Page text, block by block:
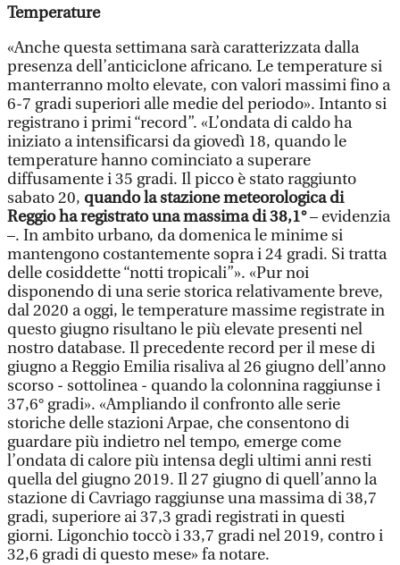
Temperature
«Anche questa settimana sarà caratterizzata dalla
presenza dell’anticiclone africano. Le temperature si
manterranno molto elevate, con valori massimi fino a
6-7 gradi superiori alle medie del periodo». Intanto si
registrano i primi “record”. «L’ondata di caldo ha
iniziato a intensificarsi da giovedì 18, quando le
temperature hanno cominciato a superare
diffusamente i 35 gradi. Il picco è stato raggiunto
sabato 20, quando la stazione meteorologica di
Reggio ha registrato una massima di 38,1°– evidenzia
–. In ambito urbano, da domenica le minime si
mantengono costantemente sopra i 24 gradi. Si tratta
delle cosiddette “notti tropicali”». «Pur noi
disponendo di una serie storica relativamente breve,
dal 2020 a oggi, le temperature massime registrate in
questo giugno risultano le più elevate presenti nel
nostro database. Il precedente record per il mese di
giugno a Reggio Emilia risaliva al 26 giugno dell’anno
scorso - sottolinea - quando la colonnina raggiunse i
37,6° gradi». «Ampliando il confronto alle serie
storiche delle stazioni Arpae, che consentono di
guardare più indietro nel tempo, emerge come
l’ondata di calore più intensa degli ultimi anni resti
quella del giugno 2019. Il 27 giugno di quell’anno la
stazione di Cavriago raggiunse una massima di 38,7
gradi, superiore ai 37,3 gradi registrati in questi
giorni. Ligonchio toccò i 33,7 gradi nel 2019, contro i
32,6 gradi di questo mese» fa notare.